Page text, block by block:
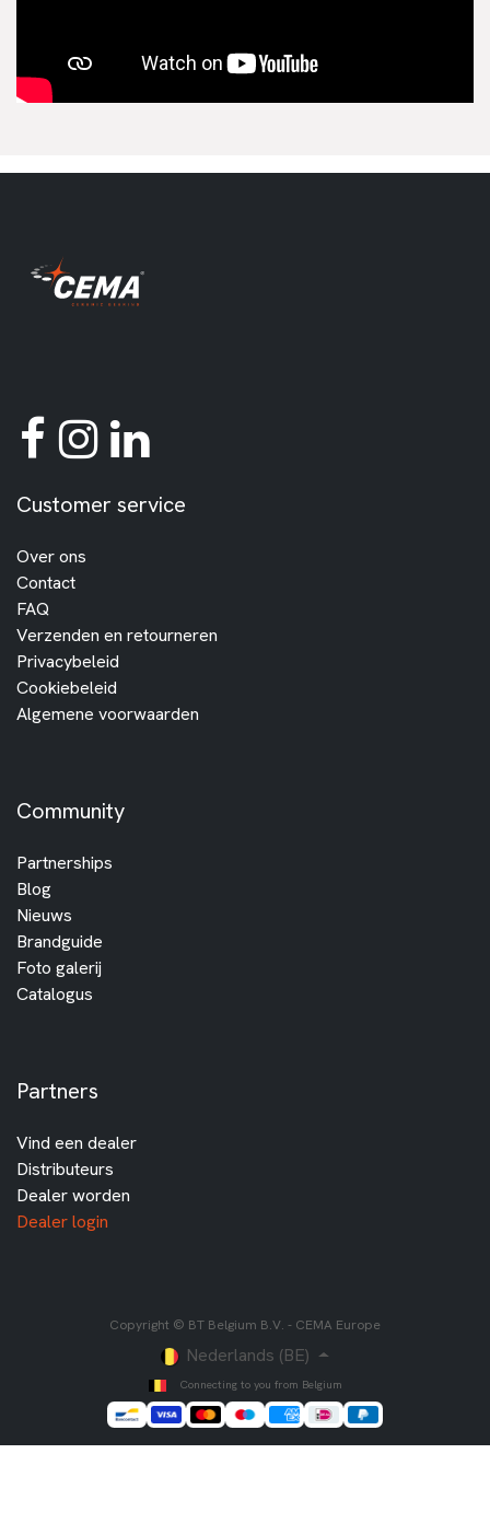
Customer service
Over ons
Contact
FAQ
Verzenden en retourneren
Privacybeleid
Cookiebeleid
Algemene voorwaarden
Community
Partnerships
Blog
Nieuws
Brandguide
Foto galerij
Catalogus
Partners
Vind een dealer
Distributeurs
Dealer worden
Dealer login
Copyright © BT Belgium B.V. - CEMA Europe
Nederlands (BE)
Connecting to you from Belgium